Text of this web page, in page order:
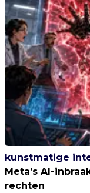
kunstmatige
Meta’s AI-
rechten